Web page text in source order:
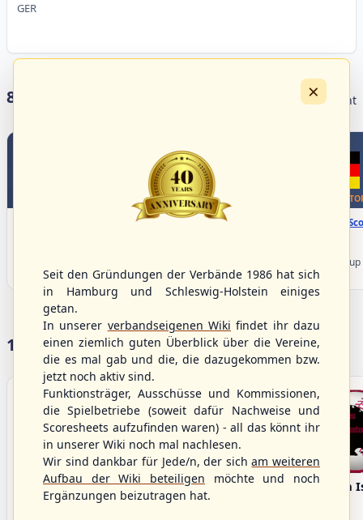
GER
8 Livestreams heute Livestream Übersicht
TOP 5
Box-Score
WBSC Europe
16:00 Uhr Box-
Championship B Pool 2026 - Group
Germany
17 Vereine im S/HBV
Bargenstedt
Beavers
Elmshorn Alligators Fehmarn
×
Seit den Gründungen der Verbände 1986 hat sich
in Hamburg und Schleswig-Holstein einiges
getan.
In unserer verbandseigenen Wiki findet ihr dazu
einen ziemlich guten Überblick über die Vereine,
die es mal gab und die, die dazugekommen bzw.
jetzt noch aktiv sind.
Funktionsträger, Ausschüsse und Kommissionen,
die Spielbetriebe (soweit dafür Nachweise und
Scoresheets aufzufinden waren) - all das könnt ihr
in unserer Wiki noch mal nachlesen.
Wir sind dankbar für Jede/n, der sicham weiteren
Aufbau der Wiki beteiligen möchte und noch
Ergänzungen beizutragen hat.